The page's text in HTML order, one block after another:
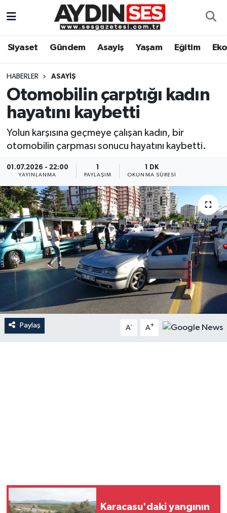
Siyaset Gündem Asayiş Yaşam Eğitim
HABERLER ASAYIŞ
Otomobilin çarptığı kadın
hayatını kaybetti
Yolun karşısına geçmeye çalışan kadın, bir
otomobilin çarpması sonucu hayatını kaybetti.
01.07.2026 - 22:00
YAYINLANMA PAYLAŞIM
1 DK
OKUNMA SÜRESI
Paylaş A- A+
Karacasu'daki yangının
Gündem
Siyaset
Ekonomi
Yaşam
Eğitim
Kültür Sanat
Spor
Aydın Hava Durumu
Aydin Namaz Vakitleri
Aydın Trafik Yoğunluk Haritası
Süper Lig Puan Durumu ve Fikstür
Tüm Manşetler
Son Dakika Haberleri
Haber Arşivi